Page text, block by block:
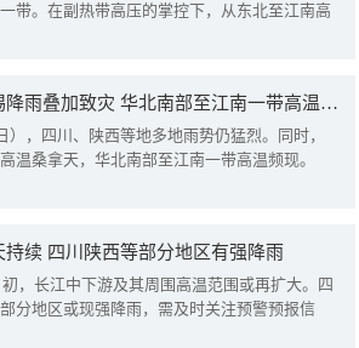
带。在副热带高压的掌控下，从东北至江南高
四川陕西等地需警惕降雨叠加致灾 华北南部至江南一带高温频现
），四川、陕西等地多地雨势仍猛烈。同时，
温桑拿天，华北南部至江南一带高温频现。
续 四川陕西等部分地区有强降雨
，长江中下游及其周围高温范围或再扩大。四
分地区或现强降雨，需及时关注预警预报信